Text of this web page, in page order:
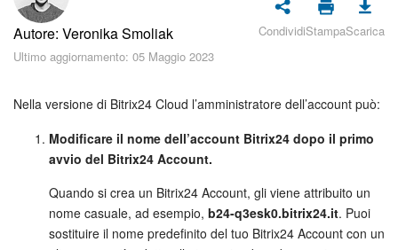
Sicurezza in Bitrix24
Feed
Messenger
Autore: Veronika Smoliak
Ultimo aggiornamento: 05 Maggio 2023
CondividiStampaScarica
Nella versione di Bitrix24 Cloud l’amministratore dell’account può:
Modificare il nome dell’account Bitrix24 dopo il primo
avvio del Bitrix24 Account.
Quando si crea un Bitrix24 Account, gli viene attribuito un
nome casuale, ad esempio, b24-q3esk0.bitrix24.it. Puoi
sostituire il nome predefinito del tuo Bitrix24 Account con un